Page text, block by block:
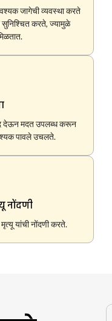
जागेची व्यवस्था करते
करते, ज्यामुळे
देऊन मदत उपलब्ध करून
पावले उचलते.
नोंदणी
यांची नोंदणी करते.